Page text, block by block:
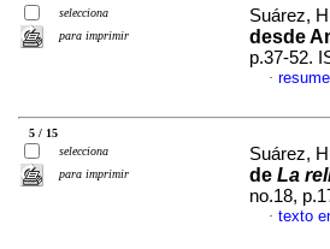
selecciona
para imprimir
Suárez,
desde
p.37-52.
·
5 / 15
selecciona
para imprimir
Suárez,
de La
no.18,
· texto